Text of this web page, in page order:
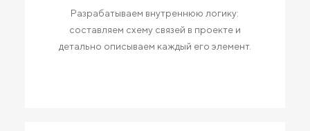
Разрабатываем внутреннюю логику:
составляем схему связей в проекте и
детально описываем каждый его элемент.